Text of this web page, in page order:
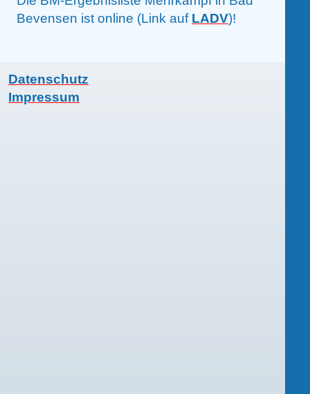
Bevensen ist online (Link auf LADV)!
Datenschutz
Impressum